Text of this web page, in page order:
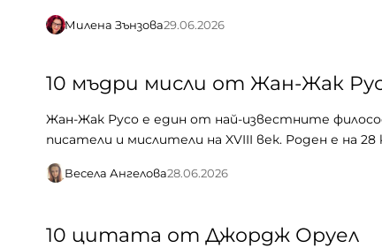
Милена Зънзова29.06.2026
10 мъдри мисли от Жан-Жак
Жан-Жак Русо е един от най-известните
писатели и мислители на XVIII век. Роден е на 28
Весела Ангелова28.06.2026
10 цитата от Джордж Оруел